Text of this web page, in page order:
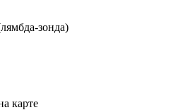
зонда)
карте